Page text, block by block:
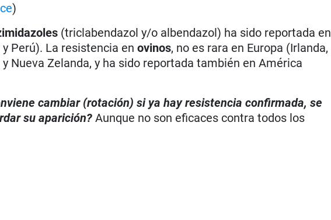
)
(triclabendazol y/o albendazol) ha sido reportada en
Perú). La resistencia enovinos, no es rara en Europa (Irlanda,
Nueva Zelanda, y ha sido reportada también en América
cambiar (rotación) si ya hay resistencia confirmada, se
su aparición?Aunque no son eficaces contra todos los